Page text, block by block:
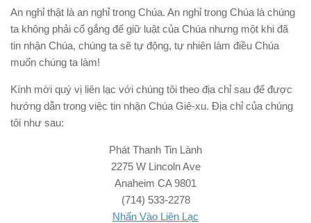
An nghỉ thật là an nghỉ trong Chúa. An nghỉ trong Chúa là chúng
ta không phải cố gắng để giữ luật của Chúa nhưng một khi đã
tin nhận Chúa, chúng ta sẽ tự động, tự nhiên làm điều Chúa
muốn chúng ta làm!
Kính mời quý vị liên lạc với chúng tôi theo địa chỉ sau để được
hướng dẫn trong việc tin nhận Chúa Giê-xu. Địa chỉ của chúng
tôi như sau:
Phát Thanh Tin Lành
2275 W Lincoln Ave
Anaheim CA 9801
(714) 533-2278
Nhấn Vào Liên Lạc